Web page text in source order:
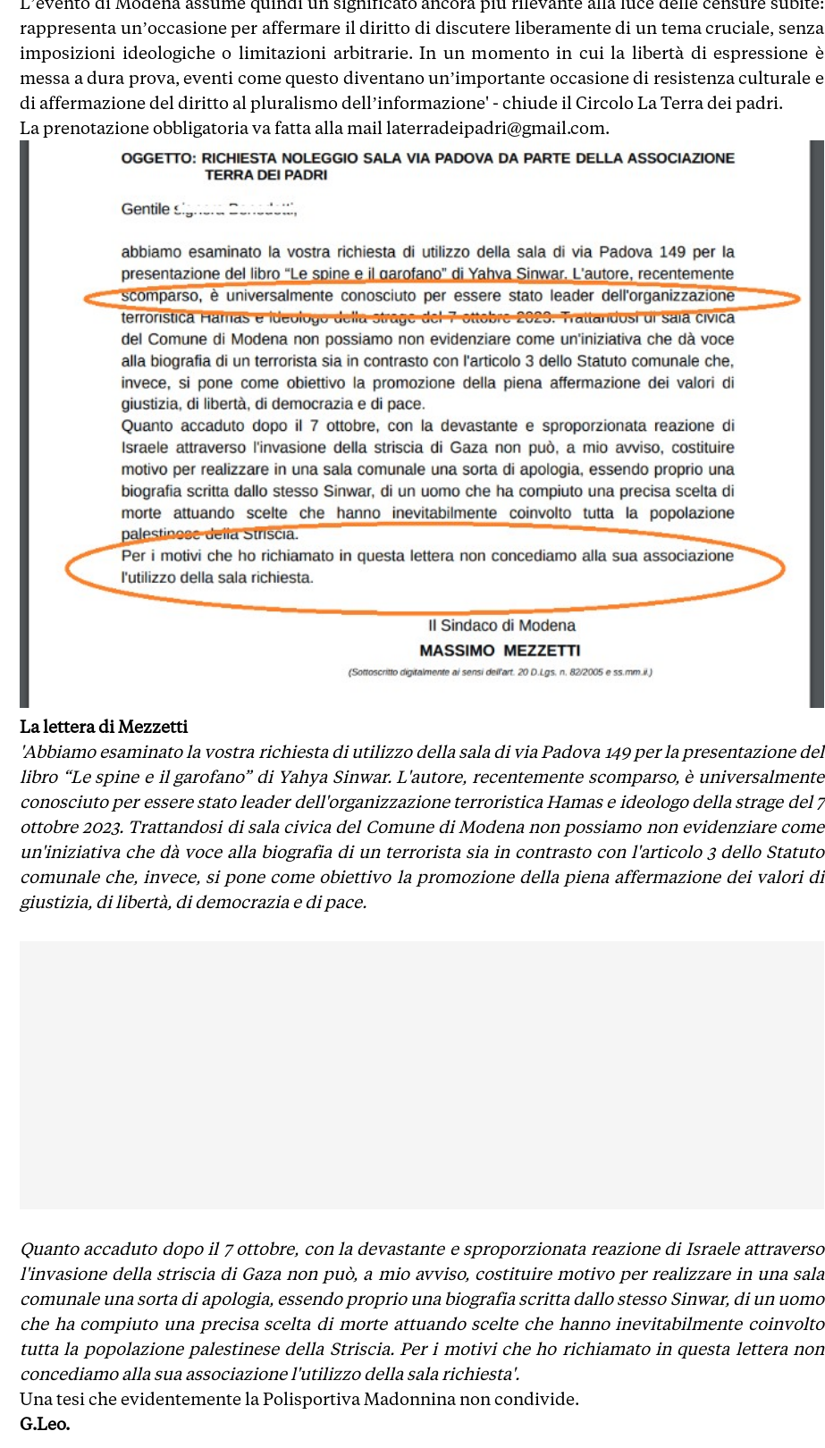
rappresenta un’occasione per affermare il diritto di discutere liberamente di un tema cruciale, senza
imposizioni ideologiche o limitazioni arbitrarie. In un momento in cui la libertà di espressione è
messa a dura prova, eventi come questo diventano un’importante occasione di resistenza culturale e
di affermazione del diritto al pluralismo dell’informazione' - chiude il Circolo La Terra dei padri.
La prenotazione obbligatoria va fatta alla mail laterradeipadri@gmail.com.
La lettera di Mezzetti
'Abbiamo esaminato la vostra richiesta di utilizzo della sala di via Padova 149 per la presentazione del
libro “Le spine e il garofano” di Yahya Sinwar. L'autore, recentemente scomparso, è universalmente
conosciuto per essere stato leader dell'organizzazione terroristica Hamas e ideologo della strage del 7
ottobre 2023. Trattandosi di sala civica del Comune di Modena non possiamo non evidenziare come
un'iniziativa che dà voce alla biografia di un terrorista sia in contrasto con l'articolo 3 dello Statuto
comunale che, invece, si pone come obiettivo la promozione della piena affermazione dei valori di
giustizia, di libertà, di democrazia e di pace.
Quanto accaduto dopo il 7 ottobre, con la devastante e sproporzionata reazione di Israele attraverso
l'invasione della striscia di Gaza non può, a mio avviso, costituire motivo per realizzare in una sala
comunale una sorta di apologia, essendo proprio una biografia scritta dallo stesso Sinwar, di un uomo
che ha compiuto una precisa scelta di morte attuando scelte che hanno inevitabilmente coinvolto
tutta la popolazione palestinese della Striscia. Per i motivi che ho richiamato in questa lettera non
concediamo alla sua associazione l'utilizzo della sala richiesta'.
Una tesi che evidentemente la Polisportiva Madonnina non condivide.
G.Leo.